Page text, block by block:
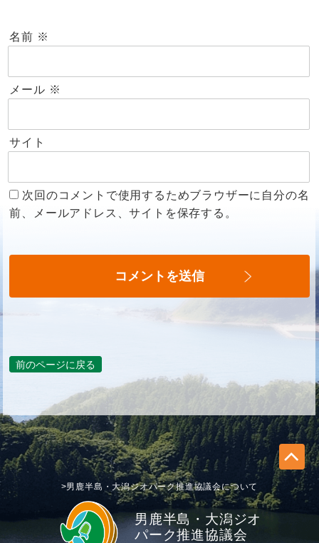
名前 ※
メール ※
サイト
次回のコメントで使用するためブラウザーに自分の名
前、メールアドレス、サイトを保存する。
前のページに戻る
男鹿半島・大潟ジオ
パーク推進協議会
>男鹿半島・大潟ジオパーク推進協議会について